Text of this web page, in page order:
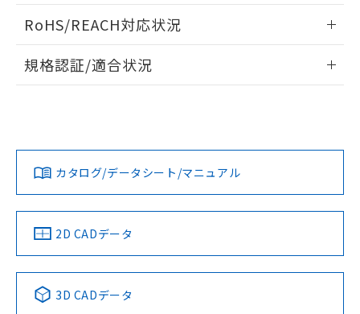
ドすることができます。
ログイン/会員登録
ダウンロードデータをご利用いただく前に、以下を必ずお読
みください。
ソフトウェアの使用条件
RoHS/REACH対応状況
EU RoHS 注意事項・凡例
対応済み
中国 RoHS 注意事項・凡例
規格認証/適合状況
LR型式承認
（イギリス
船舶規格）
DNV型式承認
（ノルウェー
BV型式承認
（フランス
KR型式
（韓国
No No No No
カタログ/データシート/マニュアル
2D CADデータ
3D CADデータ
既に当社にて対応品への在庫切替を完了
していることから、特段のことがない限
り、2022年1月12日より割愛しておりま
す。